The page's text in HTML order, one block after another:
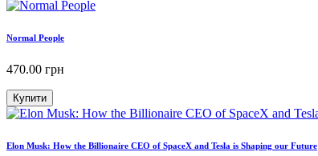
Normal People
470.00 грн
Купити
Elon Musk: How the Billionaire CEO of SpaceX and Tesla is Shaping our Future